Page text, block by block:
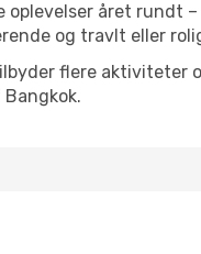
oplevelser året rundt
og travlt eller
flere aktiviteter